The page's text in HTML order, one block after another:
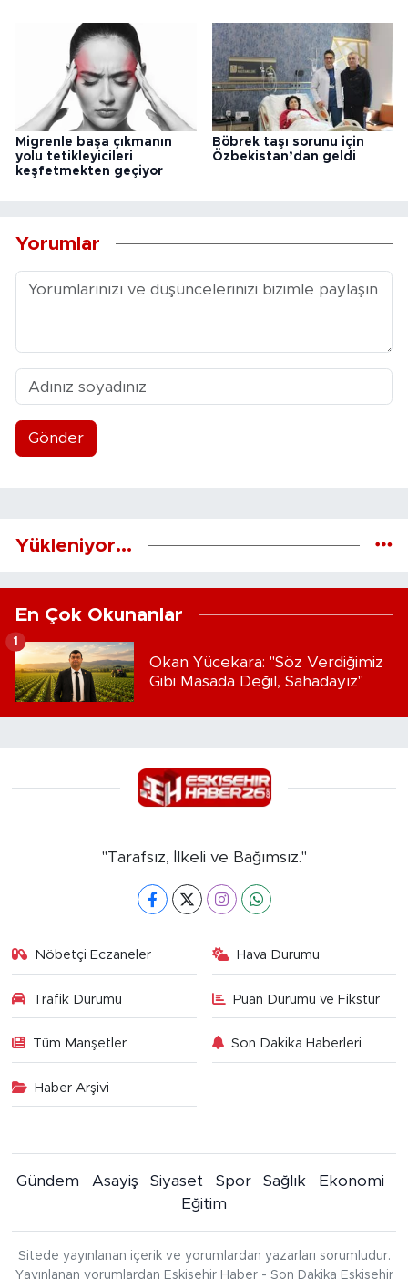
Migrenle başa çıkmanın
yolu tetikleyicileri
keşfetmekten geçiyor
Böbrek taşı sorunu için
Özbekistan’dan geldi
Yorumlar
Gönder
Yükleniyor...
En Çok Okunanlar
Okan Yücekara: "Söz Verdiğimiz
Gibi Masada Değil, Sahadayız"
1
"Tarafsız, İlkeli ve Bağımsız."
Nöbetçi Eczaneler Hava Durumu
Trafik Durumu Puan Durumu ve Fikstür
Tüm Manşetler Son Dakika Haberleri
Haber Arşivi
Gündem Asayiş Siyaset Spor Sağlık
Ekonomi
Eğitim
Sitede yayınlanan içerik ve yorumlardan yazarları sorumludur.
Yayınlanan yorumlardan Eskişehir Haber - Son Dakika Eskişehir